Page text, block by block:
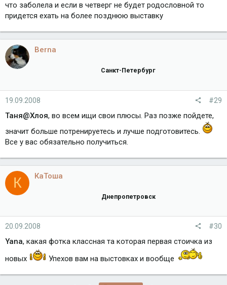
что заболела и если в четверг не будет родословной то
придется ехать на более позднюю выставку
Berna
Санкт-Петербург
19.09.2008 #29
Таня@Хлоя, во всем ищи свои плюсы. Раз позже пойдете,
значит больше потренируетесь и лучше подготовитесь.
Все у вас обязательно получиться.
К КаТоша
Днепропетровск
20.09.2008 #30
Yana, какая фотка классная та которая первая стоичка из
новых
Упехов вам на выстовках и вообще